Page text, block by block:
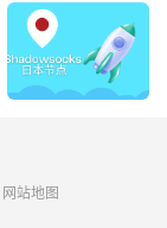
网站地图